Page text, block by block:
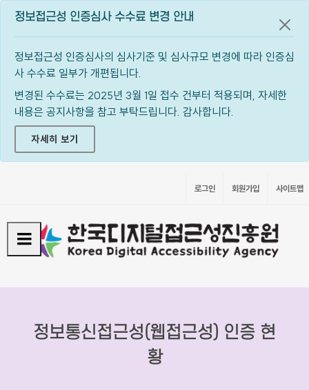
정보접근성 인증심사 수수료 변경 안내
정보접근성 인증심사의 심사기준 및 심사규모 변경에 따라 인증심
사 수수료 일부가 개편됩니다.
변경된 수수료는 2025년 3월 1일 접수 건부터 적용되며, 자세한
내용은 공지사항을 참고 부탁드립니다. 감사합니다.
자세히 보기
공지
로그인 회원가입 사이트맵
정보통신접근성(웹접근성) 인증 현
황